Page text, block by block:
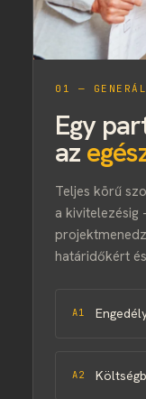
01 —
Egy
az
Teljes körű
a
határidőkért
A1
A2